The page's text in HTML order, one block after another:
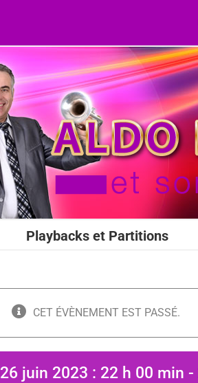
Playbacks et Partitions
CET ÉVÈNEMENT EST PASSÉ.
26 juin 2023 : 22 h 00 min -